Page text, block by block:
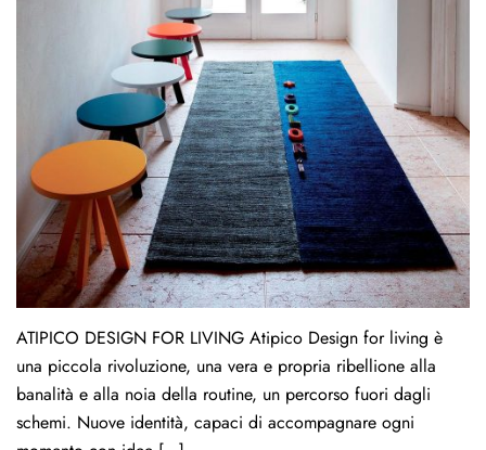
ATIPICO DESIGN FOR LIVING Atipico Design for living è
una piccola rivoluzione, una vera e propria ribellione alla
banalità e alla noia della routine, un percorso fuori dagli
schemi. Nuove identità, capaci di accompagnare ogni